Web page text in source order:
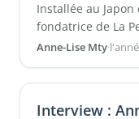
Installée au
fondatrice de La
transformer les
Anne-Lise Mty·
Interview :